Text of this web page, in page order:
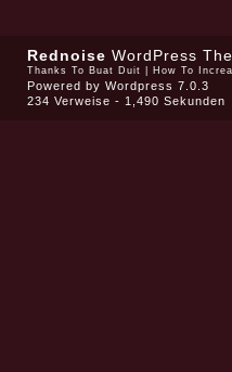
Rednoise WordPress
Thanks To Buat Duit How To
Powered by Wordpress 7.0.3
234 Verweise - 1,490 Sekunden